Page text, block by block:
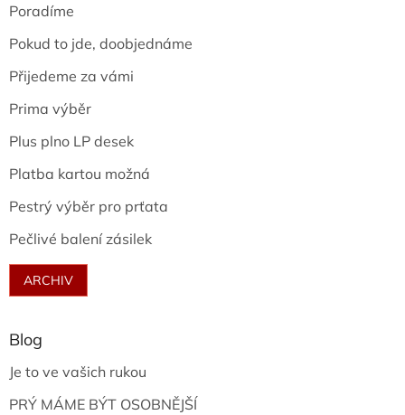
Poradíme
Pokud to jde, doobjednáme
Přijedeme za vámi
Prima výběr
Plus plno LP desek
Platba kartou možná
Pestrý výběr pro prťata
Pečlivé balení zásilek
ARCHIV
Blog
Je to ve vašich rukou
PRÝ MÁME BÝT OSOBNĚJŠÍ